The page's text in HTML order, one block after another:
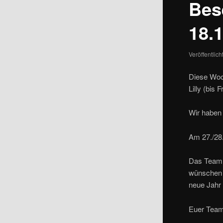
Diese
Lilly (bis
Wir
Am 27./
Das
neue Jahr
Euer